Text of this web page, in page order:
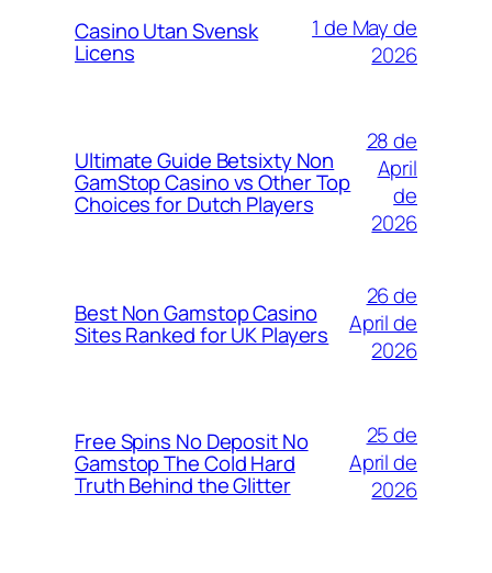
Casino Utan Svensk
Licens
1 de May de
2026
Ultimate Guide Betsixty Non
GamStop Casino vs Other Top
Choices for Dutch Players
28 de
April
de
2026
Best Non Gamstop Casino
Sites Ranked for UK Players
26 de
April de
2026
Free Spins No Deposit No
Gamstop The Cold Hard
Truth Behind the Glitter
25 de
April de
2026